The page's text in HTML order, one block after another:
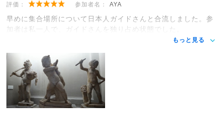
評価： 参加者名： AYA
早めに集合場所について日本人ガイドさんと合流しました。参
加者は私一人で、ガイドさんを独り占め状態でした。
もっと見る